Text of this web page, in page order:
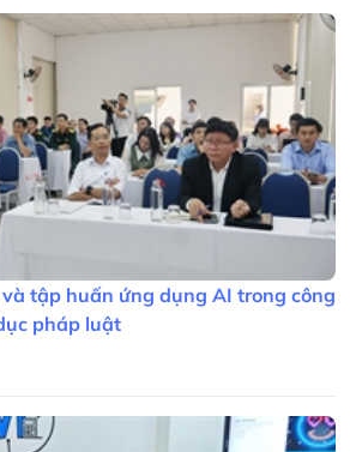
tập huấn ứng dụng AI trong công
pháp luật